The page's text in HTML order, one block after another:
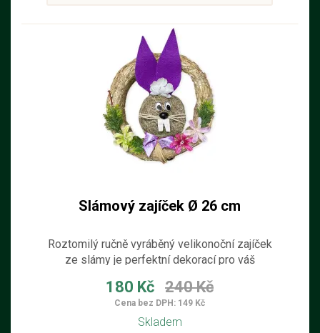
Slámový zajíček Ø 26 cm
Roztomilý ručně vyráběný velikonoční zajíček
ze slámy je perfektní dekorací pro váš
okamžitě stane nenahraditelným prvkem
vašeho interiéru. O velikonočních svátcích
potěší nejen vás, ale také celou rodinu.
180 Kč 240 Kč
Cena bez DPH: 149 Kč
Skladem